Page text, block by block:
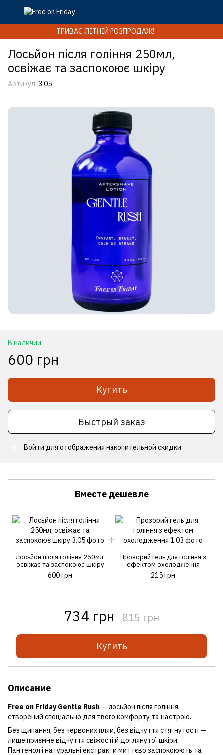
ТРИВАЄ ЛІТНІЙ РОЗПРОДАЖ!
Лосьйон після гоління 250мл,
освіжає та заспокоює шкіру
Артикул: 3.05
В наличии
600 грн
Купить
Быстрый заказ
Войти для отображения накопительной скидки
Вместе дешевле
Лосьйон після гоління 250мл,
освіжає та заспокоює шкіру
600 грн
Прозорий гель для гоління з
ефектом охолодження
215 грн
734 грн 815 грн
Купить
Описание
Free on Friday Gentle Rush — лосьйон після гоління,
створений спеціально для твого комфорту та настрою.
Без щипання, без червоних плям, без відчуття стягнутості —
лише приємне відчуття свіжості й доглянутої шкіри.
Пантенол і натуральні екстракти миттєво заспокоюють та